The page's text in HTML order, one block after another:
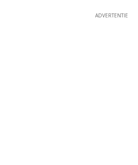
ADVERTENTIE